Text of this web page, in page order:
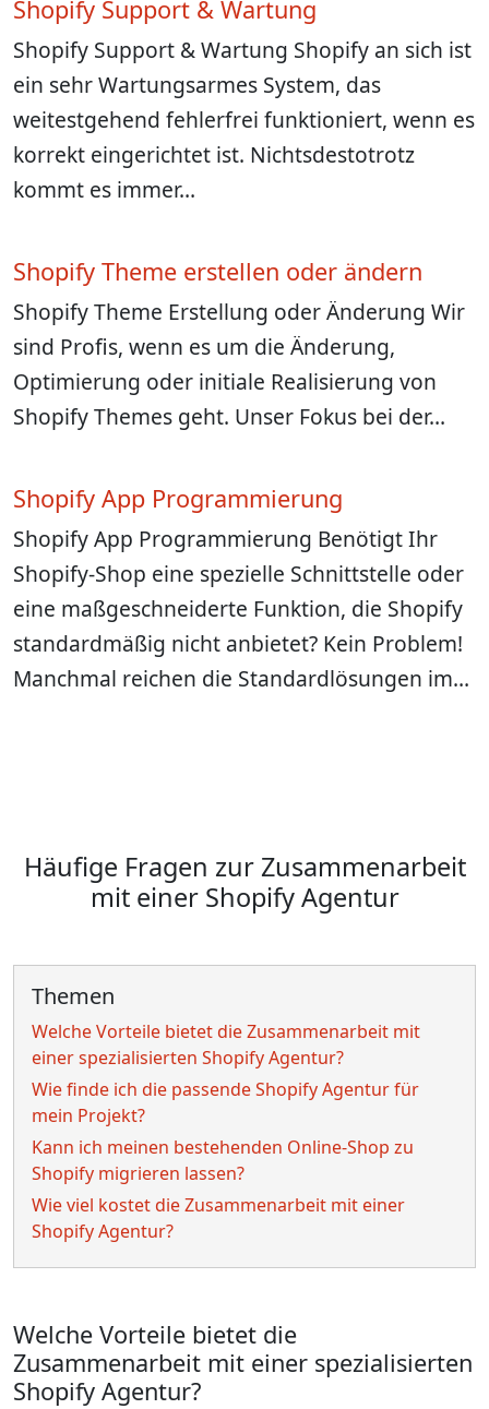
Shopify Support & Wartung
Shopify Support & Wartung Shopify an sich ist
ein sehr Wartungsarmes System, das
weitestgehend fehlerfrei funktioniert, wenn es
korrekt eingerichtet ist. Nichtsdestotrotz
kommt es immer…
Shopify Theme erstellen oder ändern
Shopify Theme Erstellung oder Änderung Wir
sind Profis, wenn es um die Änderung,
Optimierung oder initiale Realisierung von
Shopify Themes geht. Unser Fokus bei der…
Shopify App Programmierung
Shopify App Programmierung Benötigt Ihr
Shopify-Shop eine spezielle Schnittstelle oder
eine maßgeschneiderte Funktion, die Shopify
standardmäßig nicht anbietet? Kein Problem!
Manchmal reichen die Standardlösungen im…
Häufige Fragen zur Zusammenarbeit
mit einer Shopify Agentur
Themen
Welche Vorteile bietet die Zusammenarbeit mit
einer spezialisierten Shopify Agentur?
Wie finde ich die passende Shopify Agentur für
mein Projekt?
Kann ich meinen bestehenden Online-Shop zu
Shopify migrieren lassen?
Wie viel kostet die Zusammenarbeit mit einer
Shopify Agentur?
Welche Vorteile bietet die
Zusammenarbeit mit einer spezialisierten
Shopify Agentur?